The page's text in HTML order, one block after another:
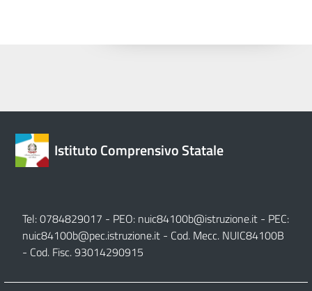
Istituto Comprensivo Statale
Tel: 0784829017 - PEO: nuic84100b@istruzione.it - PEC:
nuic84100b@pec.istruzione.it - Cod. Mecc. NUIC84100B
- Cod. Fisc. 93014290915